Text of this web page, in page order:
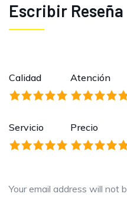
Escribir Reseña
Calidad Atención
Servicio Precio
Your email address will not